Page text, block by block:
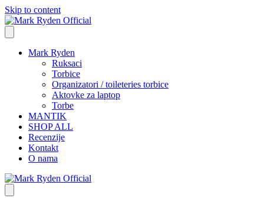
Skip to content
Mark Ryden
Ruksaci
Torbice
Organizatori / toileteries torbice
Aktovke za laptop
Torbe
MANTIK
SHOP ALL
Recenzije
Kontakt
O nama